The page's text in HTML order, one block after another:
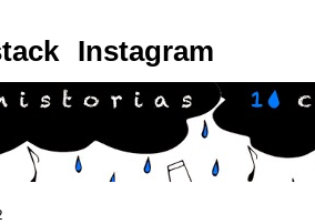
Instagram